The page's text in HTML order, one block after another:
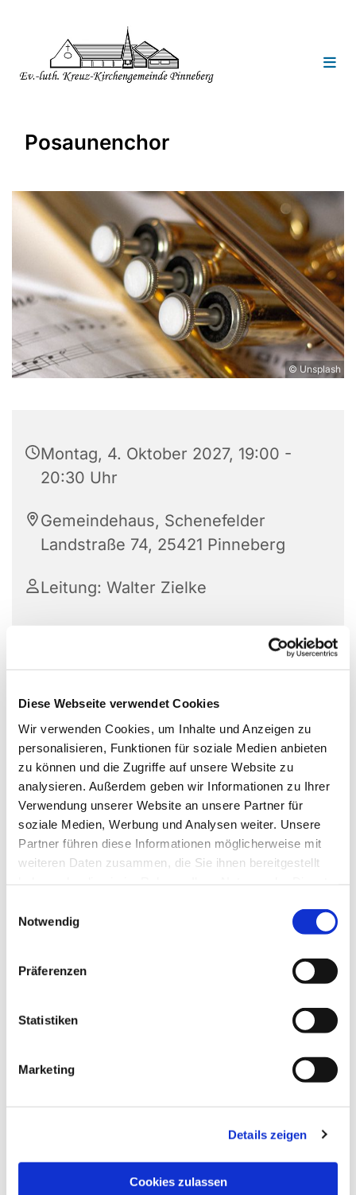
Diese Webseite verwendet Cookies
Wir verwenden Cookies, um Inhalte und Anzeigen zu
personalisieren, Funktionen für soziale Medien anbieten
zu können und die Zugriffe auf unsere Website zu
analysieren. Außerdem geben wir Informationen zu Ihrer
Verwendung unserer Website an unsere Partner für
soziale Medien, Werbung und Analysen weiter. Unsere
Partner führen diese Informationen möglicherweise mit
weiteren Daten zusammen, die Sie ihnen bereitgestellt
Notwendig
Präferenzen
Statistiken
Marketing
Details zeigen
Cookies zulassen
Posaunenchor
© Unsplash
Montag, 4. Oktober 2027, 19:00 -
20:30 Uhr
Gemeindehaus, Schenefelder
Landstraße 74, 25421 Pinneberg
Leitung: Walter Zielke